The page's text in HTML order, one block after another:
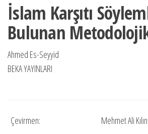
₺120,00.fiyat:
₺60,00.
İslam Karşıtı
Bulunan
Ahmed Es-Seyyid
BEKA YAYINLARI
Çevirmen:
Mehmet Ali